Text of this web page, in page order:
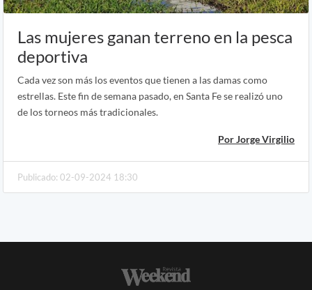
Las mujeres ganan terreno en la pesca
deportiva
Cada vez son más los eventos que tienen a las damas como
estrellas. Este fin de semana pasado, en Santa Fe se realizó uno
de los torneos más tradicionales.
Por Jorge Virgilio
Publicado: 02-09-2024 18:30